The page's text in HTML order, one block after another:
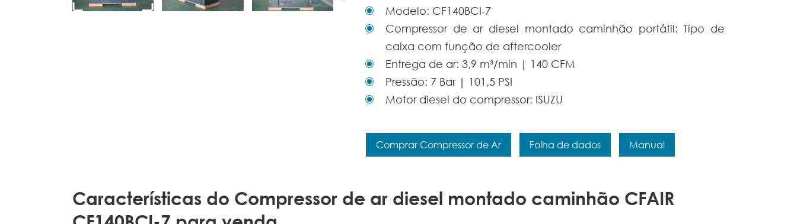
Modelo: CF140BCI-7
Compressor de ar diesel montado caminhão portátil: Tipo de
caixa com função de aftercooler
Entrega de ar: 3,9 m³/min | 140 CFM
Pressão: 7 Bar | 101,5 PSI
Motor diesel do compressor: ISUZU
Comprar Compressor de Ar Folha de dados Manual
Características do Compressor de ar diesel montado caminhão CFAIR